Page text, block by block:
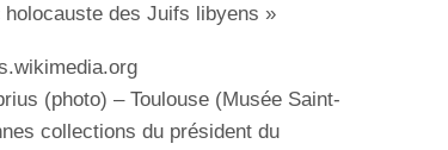
des Juifs libyens »
(photo) – Toulouse (Musée Saint-
collections du président du